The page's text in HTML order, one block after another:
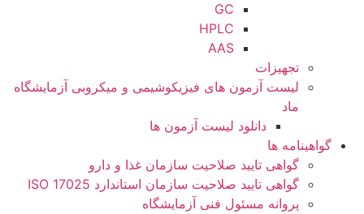
GC
HPLC
AAS
تجهیزات
لیست آزمون های فیزیکوشیمی و میکروبی آزمایشگاه
ماد
دانلود لیست آزمون ها
گواهینامه ها
گواهی تایید صلاحیت سازمان غذا و دارو
گواهی تایید صلاحیت سازمان استاندارد ISO 17025
پروانه مسئول فنی آزمایشگاه